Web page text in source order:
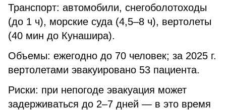
Транспорт: автомобили, снегоболотоходы
(до 1 ч), морские суда (4,5–8 ч), вертолеты
(40 мин до Кунашира).
Объемы: ежегодно до 70 человек; за 2025 г.
вертолетами эвакуировано 53 пациента.
Риски: при непогоде эвакуация может
задерживаться до 2–7 дней — в это время